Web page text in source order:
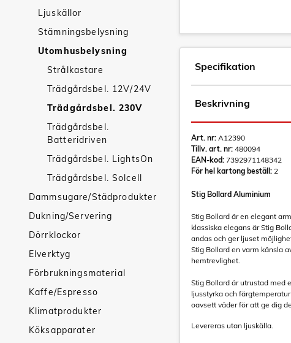
Ljuskällor
Stämningsbelysning
Utomhusbelysning
Strålkastare
Trädgårdsbel. 12V/24V
Trädgårdsbel. 230V
Trädgårdsbel.
Batteridriven
Trädgårdsbel. LightsOn
Trädgårdsbel. Solcell
Dammsugare/Städprodukter
Dukning/Servering
Dörrklockor
Elverktyg
Förbrukningsmaterial
Kaffe/Espresso
Klimatprodukter
Köksapparater
Specifikation
Beskrivning
Art. nr: A12390
Tillv. art. nr: 480094
EAN-kod: 7392971148342
För hel kartong beställ: 2
Stig Bollard Aluminium
Stig Bollard är en elegant
klassiska elegans är Stig
andas och ger ljuset
Stig Bollard en varm känsla
hemtrevlighet.
Stig Bollard är utrustad med
ljusstyrka och
oavsett väder för att ge dig
Levereras utan ljuskälla.